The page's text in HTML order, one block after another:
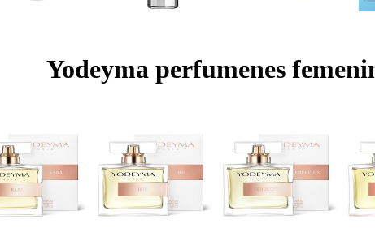
Yodeyma perfumenes